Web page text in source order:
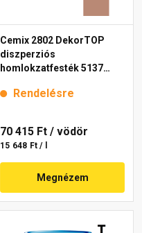
Cemix 2802 DekorTOP
diszperziós
homlokzatfesték 5137
Rendelésre
70 415 Ft / vödör
15 648 Ft / l
Megnézem